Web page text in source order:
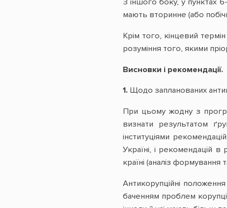
мають вторинне (або
Крім того, кінцевий
розуміння того, якими
Висновки і рекомендації.
1.Щодо запланованих
При цьому жодну з
визнати результатом
інституціями
Україні, і рекомендацій
країні (аналіз формування
Антикорупційні
баченням проблем